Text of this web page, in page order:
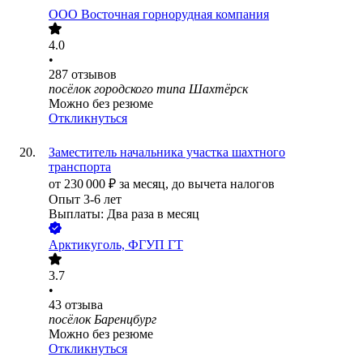
ООО Восточная горнорудная компания
4.0
•
287 отзывов
посёлок городского типа Шахтёрск
Можно без резюме
Откликнуться
Заместитель начальника участка шахтного
транспорта
от 230 000 ₽ за месяц, до вычета налогов
Опыт 3-6 лет
Выплаты: Два раза в месяц
Арктикуголь, ФГУП ГТ
3.7
•
43 отзыва
посёлок Баренцбург
Можно без резюме
Откликнуться